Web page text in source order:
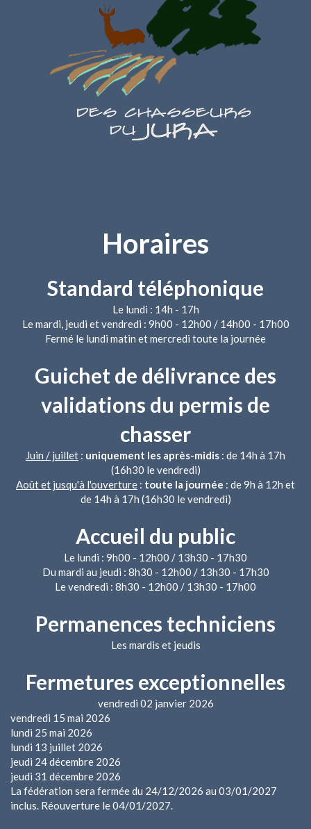
Horaires
Standard téléphonique
Le lundi : 14h - 17h
Le mardi, jeudi et vendredi : 9h00 - 12h00 / 14h00 - 17h00
Fermé le lundi matin et mercredi toute la journée
Guichet de délivrance des
validations du permis de
chasser
Juin / juillet : uniquement les après-midis : de 14h à 17h
(16h30 le vendredi)
Août et jusqu'à l'ouverture : toute la journée : de 9h à 12h et
de 14h à 17h (16h30 le vendredi)
Accueil du public
Le lundi : 9h00 - 12h00 / 13h30 - 17h30
Du mardi au jeudi : 8h30 - 12h00 / 13h30 - 17h30
Le vendredi : 8h30 - 12h00 / 13h30 - 17h00
Permanences techniciens
Les mardis et jeudis
Fermetures exceptionnelles
vendredi 02 janvier 2026
vendredi 15 mai 2026
lundi 25 mai 2026
lundi 13 juillet 2026
jeudi 24 décembre 2026
jeudi 31 décembre 2026
La fédération sera fermée du 24/12/2026 au 03/01/2027
inclus. Réouverture le 04/01/2027.